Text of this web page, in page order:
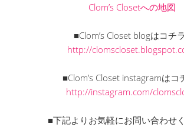
Clom’s Closetへの地図
■Clom’s Closet blogはコチ
http://
■Clom’s Closet instagramはコ
http://instagram.com/
■下記よりお気軽にお問い合わせ